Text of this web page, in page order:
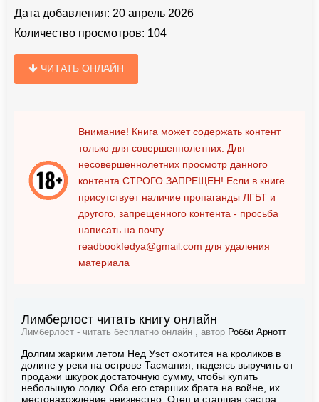
Дата добавления: 20 апрель 2026
Количество просмотров: 104
ЧИТАТЬ ОНЛАЙН
Внимание! Книга может содержать контент
только для совершеннолетних. Для
несовершеннолетних просмотр данного
контента СТРОГО ЗАПРЕЩЕН! Если в книге
присутствует наличие пропаганды ЛГБТ и
другого, запрещенного контента - просьба
написать на почту
readbookfedya@gmail.com для удаления
материала
Лимберлост читать книгу онлайн
Лимберлост - читать бесплатно онлайн , автор Робби Арнотт
Долгим жарким летом Нед Уэст охотится на кроликов в
долине у реки на острове Тасмания, надеясь выручить от
продажи шкурок достаточную сумму, чтобы купить
небольшую лодку. Оба его старших брата на войне, их
местонахождение неизвестно. Отец и старшая сестра